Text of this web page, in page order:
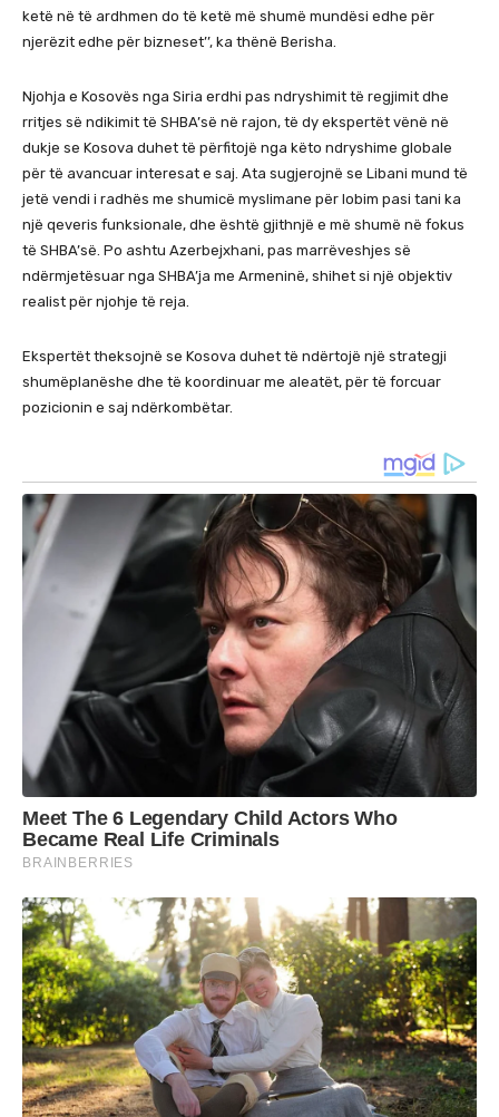
ketë në të ardhmen do të ketë më shumë mundësi edhe për
njerëzit edhe për bizneset’’, ka thënë Berisha.
Njohja e Kosovës nga Siria erdhi pas ndryshimit të regjimit dhe
rritjes së ndikimit të SHBA’së në rajon, të dy ekspertët vënë në
dukje se Kosova duhet të përfitojë nga këto ndryshime globale
për të avancuar interesat e saj. Ata sugjerojnë se Libani mund të
jetë vendi i radhës me shumicë myslimane për lobim pasi tani ka
një qeveris funksionale, dhe është gjithnjë e më shumë në fokus
të SHBA’së. Po ashtu Azerbejxhani, pas marrëveshjes së
ndërmjetësuar nga SHBA’ja me Armeninë, shihet si një objektiv
realist për njohje të reja.
Ekspertët theksojnë se Kosova duhet të ndërtojë një strategji
shumëplanëshe dhe të koordinuar me aleatët, për të forcuar
pozicionin e saj ndërkombëtar.